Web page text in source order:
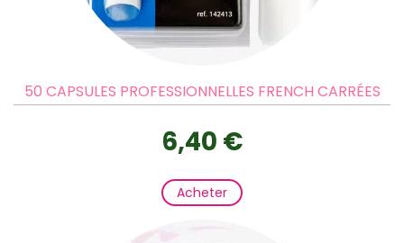
50 CAPSULES PROFESSIONNELLES FRENCH CARRÉES
6,40 €
Acheter